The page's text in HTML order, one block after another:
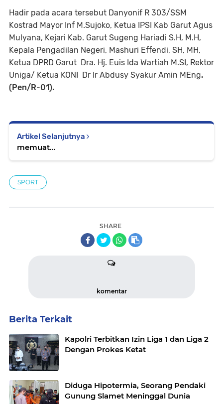
Hadir pada acara tersebut Danyonif R 303/SSM
Kostrad Mayor Inf M.Sujoko, Ketua IPSI Kab Garut Agus
Mulyana, Kejari Kab. Garut Sugeng Hariadi S.H, M.H,
Kepala Pengadilan Negeri, Mashuri Effendi, SH, MH,
Ketua DPRD Garut Dra. Hj. Euis Ida Wartiah M.SI, Rektor
Uniga/ Ketua KONI Dr Ir Abdusy Syakur Amin MEng.
(Pen/R-01).
Artikel Selanjutnya
memuat...
SPORT
SHARE
komentar
Berita Terkait
Kapolri Terbitkan Izin Liga 1 dan Liga 2
Dengan Prokes Ketat
Diduga Hipotermia, Seorang Pendaki
Gunung Slamet Meninggal Dunia